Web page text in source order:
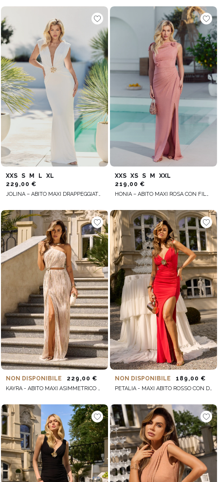
XXS S M L
XL
229,00 €
XXS XS S M
XXL
219,00 €
NON DISPONIBILE 229,00 €
KAYRA - ABITO MAXI ASIMMETRICO CON PAILLETTES
NON DISPONIBILE 189,00 €
PETALIA - MAXI ABITO ROSSO CON DRAPPEGGIO